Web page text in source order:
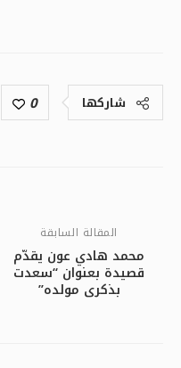
شاركها 0
المقالة السابقة
محمد هادي عون يقدّم
قصيدة بعنوان “سعدت
بذكرى مولده”